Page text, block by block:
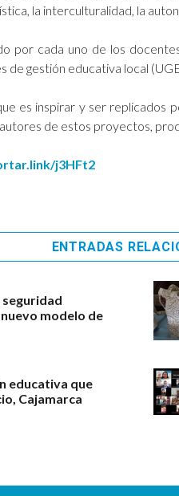
la interculturalidad, la
por cada uno de los
de gestión educativa local
es inspirar y ser replicados
de estos proyectos,
j3HFt2
ENTRADAS
modelo de
educativa que
Cajamarca